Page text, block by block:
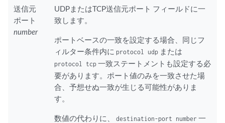
送信元
ポート
number
UDPまたはTCP送信元ポート フィールドに一
致します。
ポートベースの一致を設定する場合、同じフ
ィルター条件内にprotocol udp または
protocol tcp一致ステートメントも設定する必
要があります。ポート値のみを一致させた場
合、予想せぬ一致が生じる可能性がありま
す。
数値の代わりに、destination-port number 一